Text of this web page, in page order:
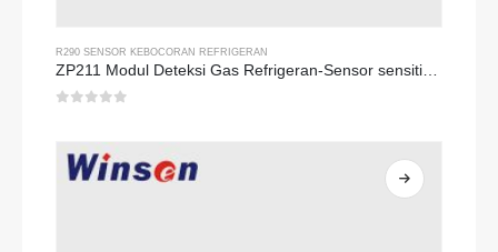
R290 SENSOR KEBOCORAN REFRIGERAN
ZP211 Modul Deteksi Gas Refrigeran-Sensor sensitivitas tinggi untuk deteksi kebocoran refrigeran